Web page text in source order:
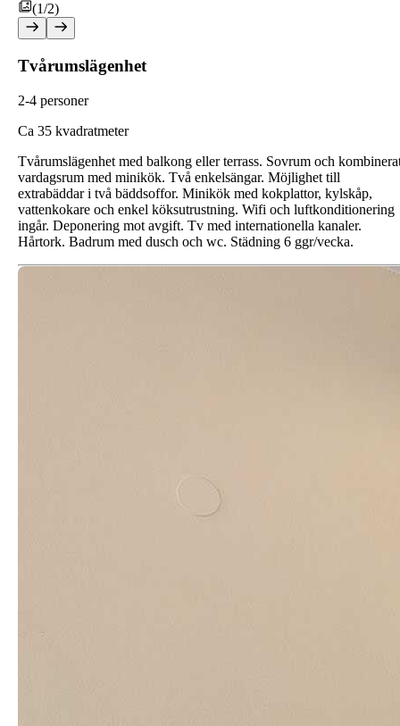
(1/2)
Tvårumslägenhet
2-4 personer
Ca 35 kvadratmeter
Tvårumslägenhet med balkong eller terrass. Sovrum och
vardagsrum med minikök. Två enkelsängar. Möjlighet till
extrabäddar i två bäddsoffor. Minikök med kokplattor, kylskåp,
vattenkokare och enkel köksutrustning. Wifi och luftkonditionering
ingår. Deponering mot avgift. Tv med internationella kanaler.
Hårtork. Badrum med dusch och wc. Städning 6 ggr/vecka.